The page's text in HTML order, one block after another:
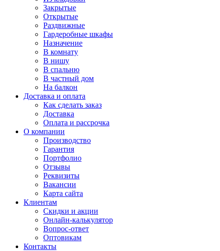
Закрытые
Открытые
Раздвижные
Гардеробные шкафы
Назначение
В комнату
В нишу
В спальню
В частный дом
На балкон
Доставка и оплата
Как сделать заказ
Доставка
Оплата и рассрочка
О компании
Производство
Гарантия
Портфолио
Отзывы
Реквизиты
Вакансии
Карта сайта
Клиентам
Скидки и акции
Онлайн-калькулятор
Вопрос-ответ
Оптовикам
Контакты